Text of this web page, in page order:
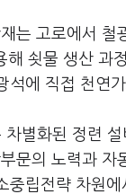
는 고로에서
쇳물 생산 과
석에 직접 천연
차별화된 정련
문의 노력과
중립전략 차원